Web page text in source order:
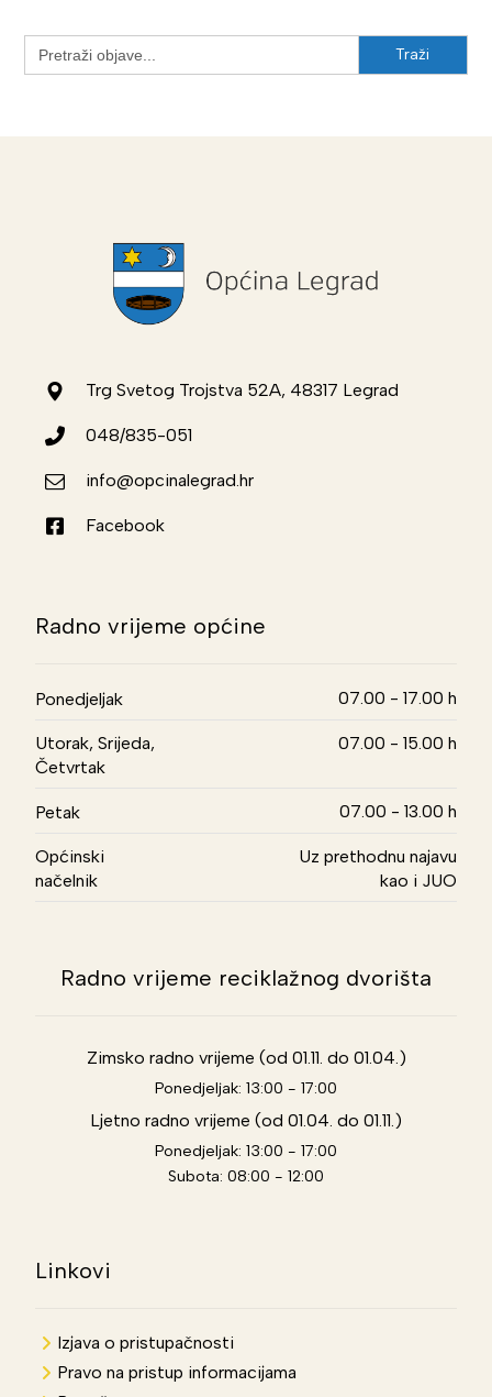
Search
for:
Trg Svetog Trojstva 52A, 48317 Legrad
048/835-051
info@opcinalegrad.hr
Facebook
Radno vrijeme općine
Ponedjeljak 07.00 - 17.00 h
Utorak, Srijeda,
Četvrtak
07.00 - 15.00 h
Petak 07.00 - 13.00 h
Općinski
načelnik
Uz prethodnu najavu
kao i JUO
Radno vrijeme reciklažnog dvorišta
Zimsko radno vrijeme (od 01.11. do 01.04.)
Ponedjeljak: 13:00 - 17:00
Ljetno radno vrijeme (od 01.04. do 01.11.)
Ponedjeljak: 13:00 - 17:00
Subota: 08:00 - 12:00
Linkovi
Izjava o pristupačnosti
Pravo na pristup informacijama